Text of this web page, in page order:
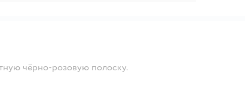
чёрно-розовую полоску.